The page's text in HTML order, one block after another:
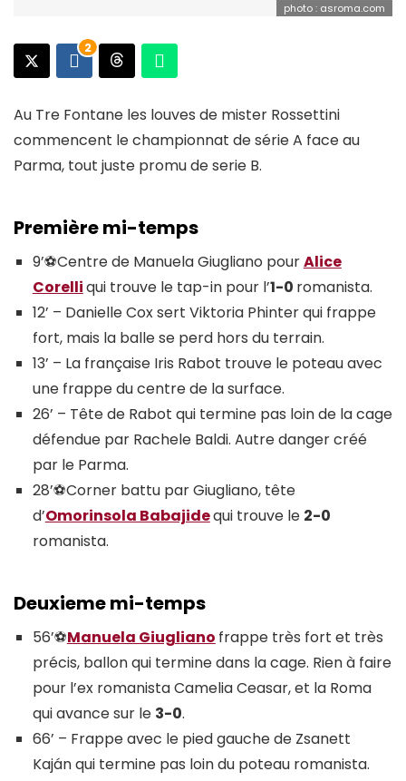
photo : asroma.com
2
Au Tre Fontane les louves de mister Rossettini
commencent le championnat de série A face au
Parma, tout juste promu de serie B.
Première mi-temps
9’⚽Centre de Manuela Giugliano pourAlice
Corelliqui trouve le tap-in pour l’1-0 romanista.
12’ – Danielle Cox sert Viktoria Phinter qui frappe
fort, mais la balle se perd hors du terrain.
13’ – La française Iris Rabot trouve le poteau avec
une frappe du centre de la surface.
26’ – Tête de Rabot qui termine pas loin de la cage
défendue par Rachele Baldi. Autre danger créé
par le Parma.
28’⚽Corner battu par Giugliano, tête
d’Omorinsola Babajidequi trouve le 2-0
romanista.
Deuxieme mi-temps
56’⚽Manuela Giugliano frappe très fort et très
précis, ballon qui termine dans la cage. Rien à faire
pour l’ex romanista Camelia Ceasar, et la Roma
qui avance sur le 3-0.
66’ – Frappe avec le pied gauche de Zsanett
Kaján qui termine pas loin du poteau romanista.